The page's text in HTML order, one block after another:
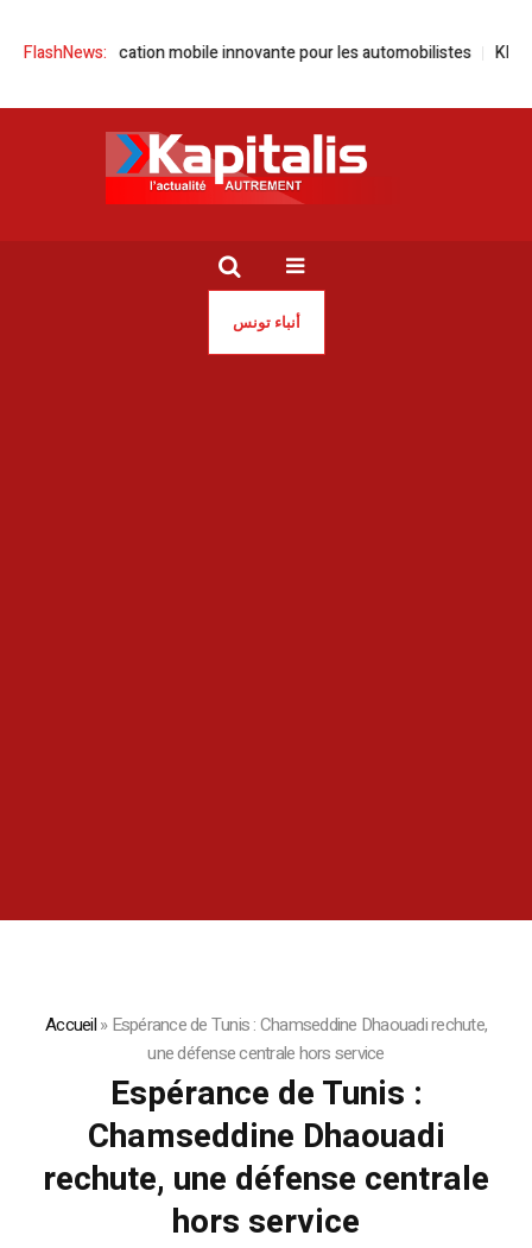
FlashNews:
une application mobile innovante pour les automobilistes KIKO
أنباء تونس
Accueil»Espérance de Tunis : Chamseddine Dhaouadi rechute,
une défense centrale hors service
Espérance de Tunis :
Chamseddine Dhaouadi
rechute, une défense centrale
hors service